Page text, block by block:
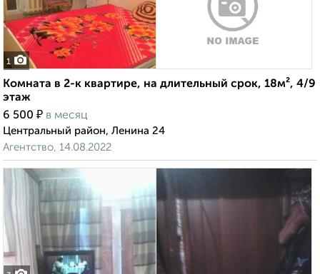
1
Комната в 2-к квартире, на длительный срок, 18м², 4/9
этаж
6 500 ₽ в месяц
Центральный район, Ленина 24
Агентство, 14.08.2022